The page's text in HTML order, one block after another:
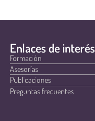
Enlaces de interés
Formación
Asesorías
Publicaciones
Preguntas frecuentes